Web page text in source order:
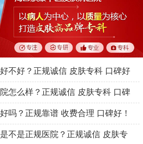
不好？正规诚信 皮肤专科 口碑好
怎么样？正规诚信 皮肤专科 口碑
吗？正规靠谱 收费合理 口碑好！
不是正规医院？正规诚信 皮肤专